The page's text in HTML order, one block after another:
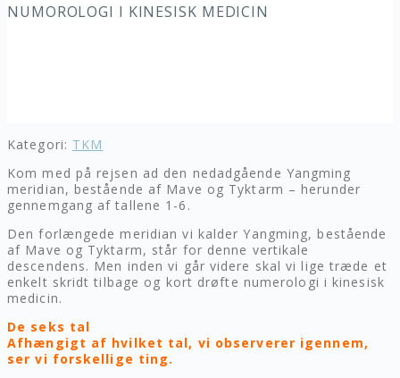
NUMOROLOGI I KINESISK MEDICIN
Kategori: TKM
Kom med på rejsen ad den nedadgående Yangming
meridian, bestående af Mave og Tyktarm – herunder
gennemgang af tallene 1-6.
Den forlængede meridian vi kalder Yangming, bestående
af Mave og Tyktarm, står for denne vertikale
descendens. Men inden vi går videre skal vi lige træde et
enkelt skridt tilbage og kort drøfte numerologi i kinesisk
medicin.
De seks tal
Afhængigt af hvilket tal, vi observerer igennem,
ser vi forskellige ting.